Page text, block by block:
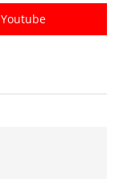
Youtube